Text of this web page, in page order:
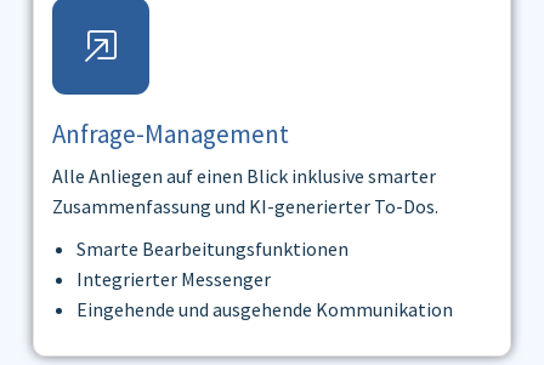
Anfrage-Management
Alle Anliegen auf einen Blick inklusive smarter
Zusammenfassung und KI-generierter To-Dos.
Smarte Bearbeitungsfunktionen
Integrierter Messenger
Eingehende und ausgehende Kommunikation